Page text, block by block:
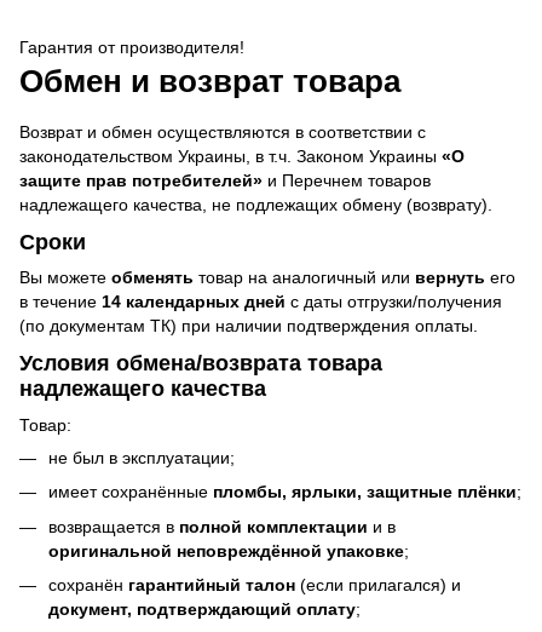
Гарантия от производителя!
Обмен и возврат товара
Возврат и обмен осуществляются в соответствии с
законодательством Украины, в т.ч. Законом Украины «О
защите прав потребителей» и Перечнем товаров
надлежащего качества, не подлежащих обмену (возврату).
Сроки
Вы можете обменять товар на аналогичный или вернуть его
в течение 14 календарных дней с даты отгрузки/получения
(по документам ТК) при наличии подтверждения оплаты.
Условия обмена/возврата товара
надлежащего качества
Товар:
не был в эксплуатации;
имеет сохранённые пломбы, ярлыки, защитные плёнки;
возвращается в полной комплектации и в
оригинальной неповреждённой упаковке;
сохранён гарантийный талон (если прилагался) и
документ, подтверждающий оплату;